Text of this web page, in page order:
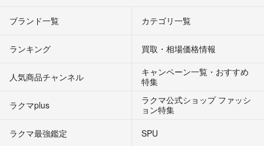
ブランド一覧 カテゴリ一覧
ランキング 買取・相場価格情報
人気商品チャンネル
キャンペーン一覧・おすすめ
特集
ラクマplus
ラクマ公式ショップ ファッシ
ョン特集
ラクマ最強鑑定
SPU